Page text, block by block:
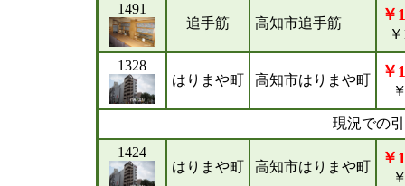
1491
追手筋
高知市追手筋 ￥
1328
はりまや町
高知市はりまや町 ￥
現況での
1424
はりまや町
高知市はりまや町 ￥